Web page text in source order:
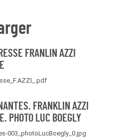
FRANLIN AZZI
FRANKLIN AZZI
PHOTO LUC BOEGLY
003_photoLucBoegly_0.jpg